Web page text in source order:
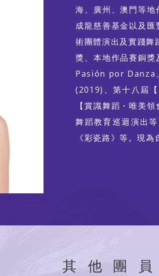
海、廣州、澳門等地
成龍慈善基金以及
術團體演出及實踐舞
獎、本地作品賽銅獎
Pasión por Danza
(2019)、第十八屆
【賞識舞蹈・唯美
舞蹈教育巡迴演出
《彩瓷路》等。現為
其他團員